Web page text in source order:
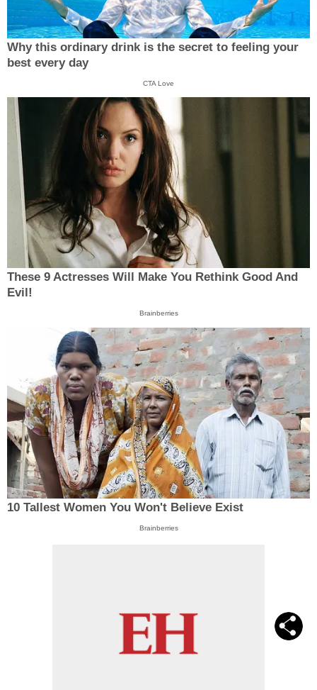
Why this ordinary drink is the secret to feeling your
best every day
CTA Love
These 9 Actresses Will Make You Rethink Good And
Evil!
Brainberries
10 Tallest Women You Won't Believe Exist
Brainberries